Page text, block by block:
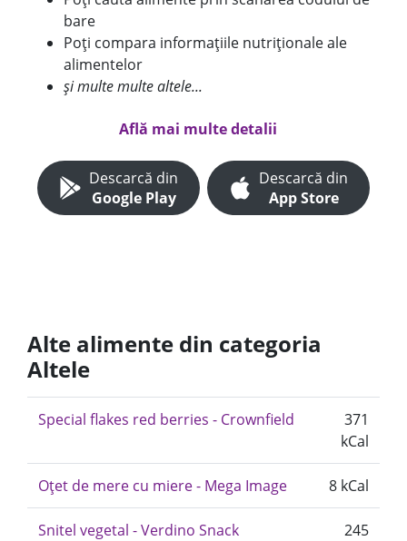
bare
Poți compara informațiile nutriționale ale
alimentelor
și multe multe altele...
Află mai multe detalii
Descarcă din
Google Play
Descarcă din
App Store
Alte alimente din categoria
Altele
Special flakes red berries - Crownfield
371
kCal
Oțet de mere cu miere - Mega Image 8 kCal
Snitel vegetal - Verdino Snack
245